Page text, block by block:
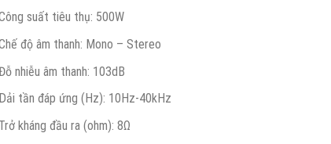
suất tiêu thụ: 500W
độ âm thanh: Mono – Stereo
nhiễu âm thanh: 103dB
tần đáp ứng (Hz): 10Hz-40kHz
kháng đầu ra (ohm): 8Ω